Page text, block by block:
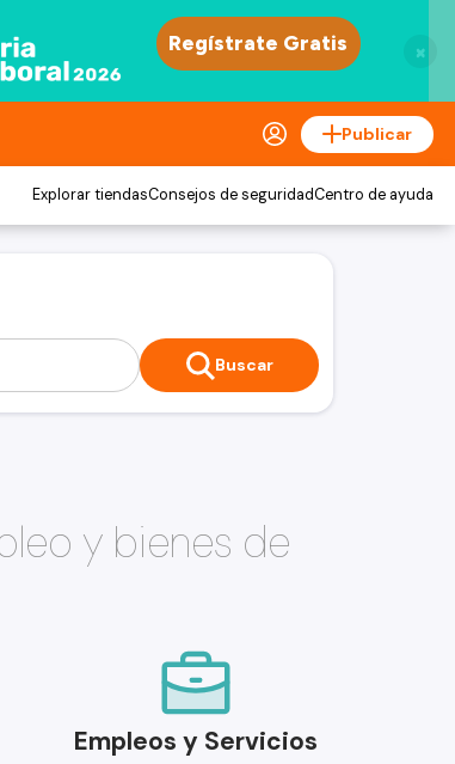
×
Publicar
Explorar tiendasConsejos de seguridadCentro de ayuda
Buscar
y bienes de
Empleos y Servicios